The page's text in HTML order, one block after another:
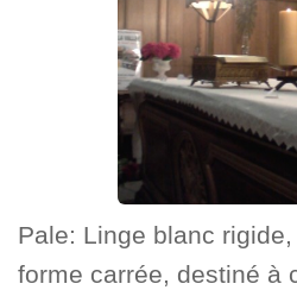
Pale: Linge blanc
forme carrée, destiné à